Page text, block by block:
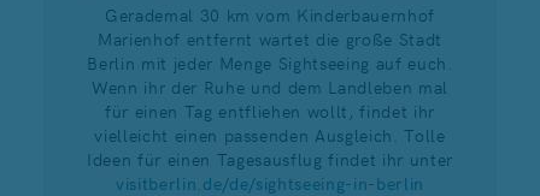
Gerademal 30 km vom Kinderbauernhof
Marienhof entfernt wartet die große Stadt
Berlin mit jeder Menge Sightseeing auf euch.
Wenn ihr der Ruhe und dem Landleben mal
für einen Tag entfliehen wollt, findet ihr
vielleicht einen passenden Ausgleich. Tolle
Ideen für einen Tagesausflug findet ihr unter
visitberlin.de/de/sightseeing-in-berlin